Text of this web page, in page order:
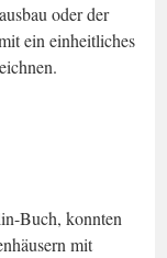
oder der
ein einheitliches
Buch, konnten
mit